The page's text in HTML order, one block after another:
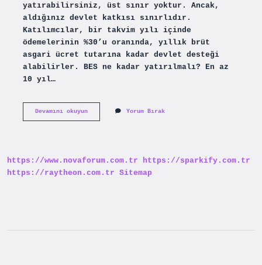
yatırabilirsiniz, üst sınır yoktur. Ancak,
aldığınız devlet katkısı sınırlıdır.
Katılımcılar, bir takvim yılı içinde
ödemelerinin %30’u oranında, yıllık brüt
asgari ücret tutarına kadar devlet desteği
alabilirler. BES ne kadar yatırılmalı? En az
10 yıl…
Devamını okuyunBireysel
Yatırılır
Yorum Bırak
https://www.novaforum.com.tr
https://sparkify.com.tr
https://raytheon.com.tr Sitemap